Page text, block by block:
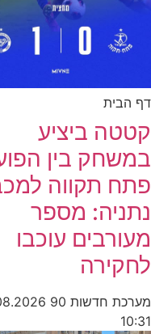
דף הבית
קטטה ביציע
במשחק בין
פתח תקווה
נתניה: מספר
מעורבים עוכבו
לחקירה
מערכת חדשות 90
10:31